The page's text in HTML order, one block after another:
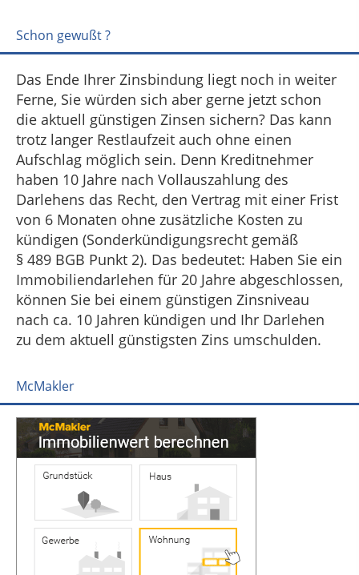
Schon gewußt ?
Das Ende Ihrer Zinsbindung liegt noch in weiter
Ferne, Sie würden sich aber gerne jetzt schon
die aktuell günstigen Zinsen sichern? Das kann
trotz langer Restlaufzeit auch ohne einen
Aufschlag möglich sein. Denn Kreditnehmer
haben 10 Jahre nach Vollauszahlung des
Darlehens das Recht, den Vertrag mit einer Frist
von 6 Monaten ohne zusätzliche Kosten zu
kündigen (Sonderkündigungsrecht gemäß
§ 489 BGB Punkt 2). Das bedeutet: Haben Sie ein
Immobiliendarlehen für 20 Jahre abgeschlossen,
können Sie bei einem günstigen Zinsniveau
nach ca. 10 Jahren kündigen und Ihr Darlehen
zu dem aktuell günstigsten Zins umschulden.
McMakler